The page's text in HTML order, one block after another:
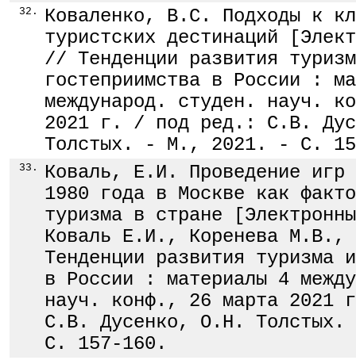
32.
Коваленко, В.С. Подходы к
туристских дестинаций
// Тенденции развития
гостеприимства в России :
международ. студен. науч.
2021 г. / под ред.: С.В.
Толстых. - М., 2021. - С.
33.
Коваль, Е.И. Проведение игр
1980 года в Москве как
туризма в стране
Коваль Е.И., Коренева
Тенденции развития туризма
в России : материалы 4
науч. конф., 26 марта
С.В. Дусенко, О.Н.
С. 157-160.